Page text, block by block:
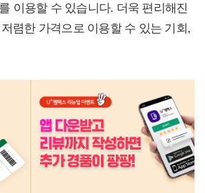
이용할 수 있습니다. 더욱 편리해진
렴한 가격으로 이용할 수 있는 기회,